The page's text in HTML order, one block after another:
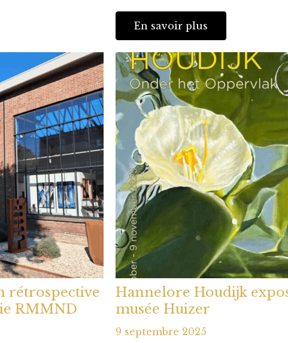
En savoir plus
rétrospective
RMMND
Hannelore Houdijk
musée Huizer
9 septembre 2025